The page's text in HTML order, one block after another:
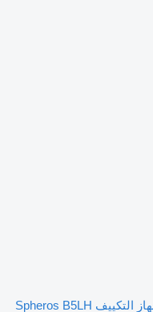
خرطوم جهاز التكييف Spheros B5LH